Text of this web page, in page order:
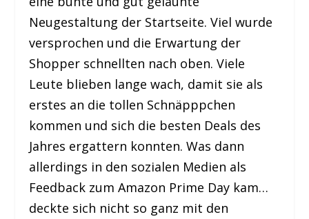
Neugestaltung der Startseite. Viel wurde
versprochen und die Erwartung der
Shopper schnellten nach oben. Viele
Leute blieben lange wach, damit sie als
erstes an die tollen Schnäpppchen
kommen und sich die besten Deals des
Jahres ergattern konnten. Was dann
allerdings in den sozialen Medien als
Feedback zum Amazon Prime Day kam…
deckte sich nicht so ganz mit den